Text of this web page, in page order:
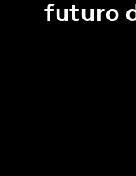
futuro